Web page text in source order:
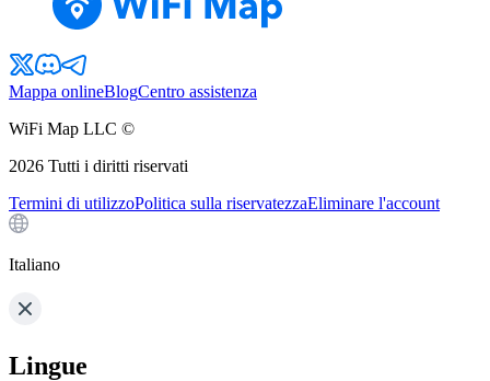
Mappa onlineBlogCentro assistenza
WiFi Map LLC ©
2026 Tutti i diritti riservati
Termini di utilizzoPolitica sulla riservatezzaEliminare l'account
Italiano
Lingue